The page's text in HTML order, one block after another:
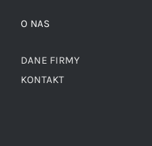
O NAS
DANE FIRMY
KONTAKT